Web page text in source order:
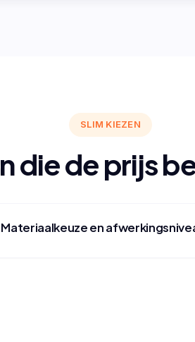
SLIM KIEZEN
die de prijs
Materiaalkeuze en